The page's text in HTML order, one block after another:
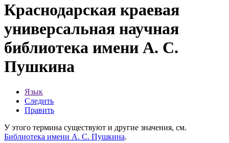
Краснодарская краевая
универсальная научная
библиотека имени А. С.
Пушкина
Язык
Следить
Править
У этого термина существуют и другие значения, см.
Библиотека имени А. С. Пушкина.